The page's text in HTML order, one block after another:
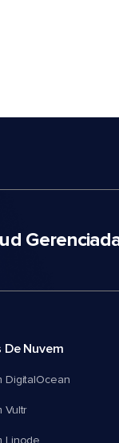
De Nuvem
DigitalOcean
Vultr